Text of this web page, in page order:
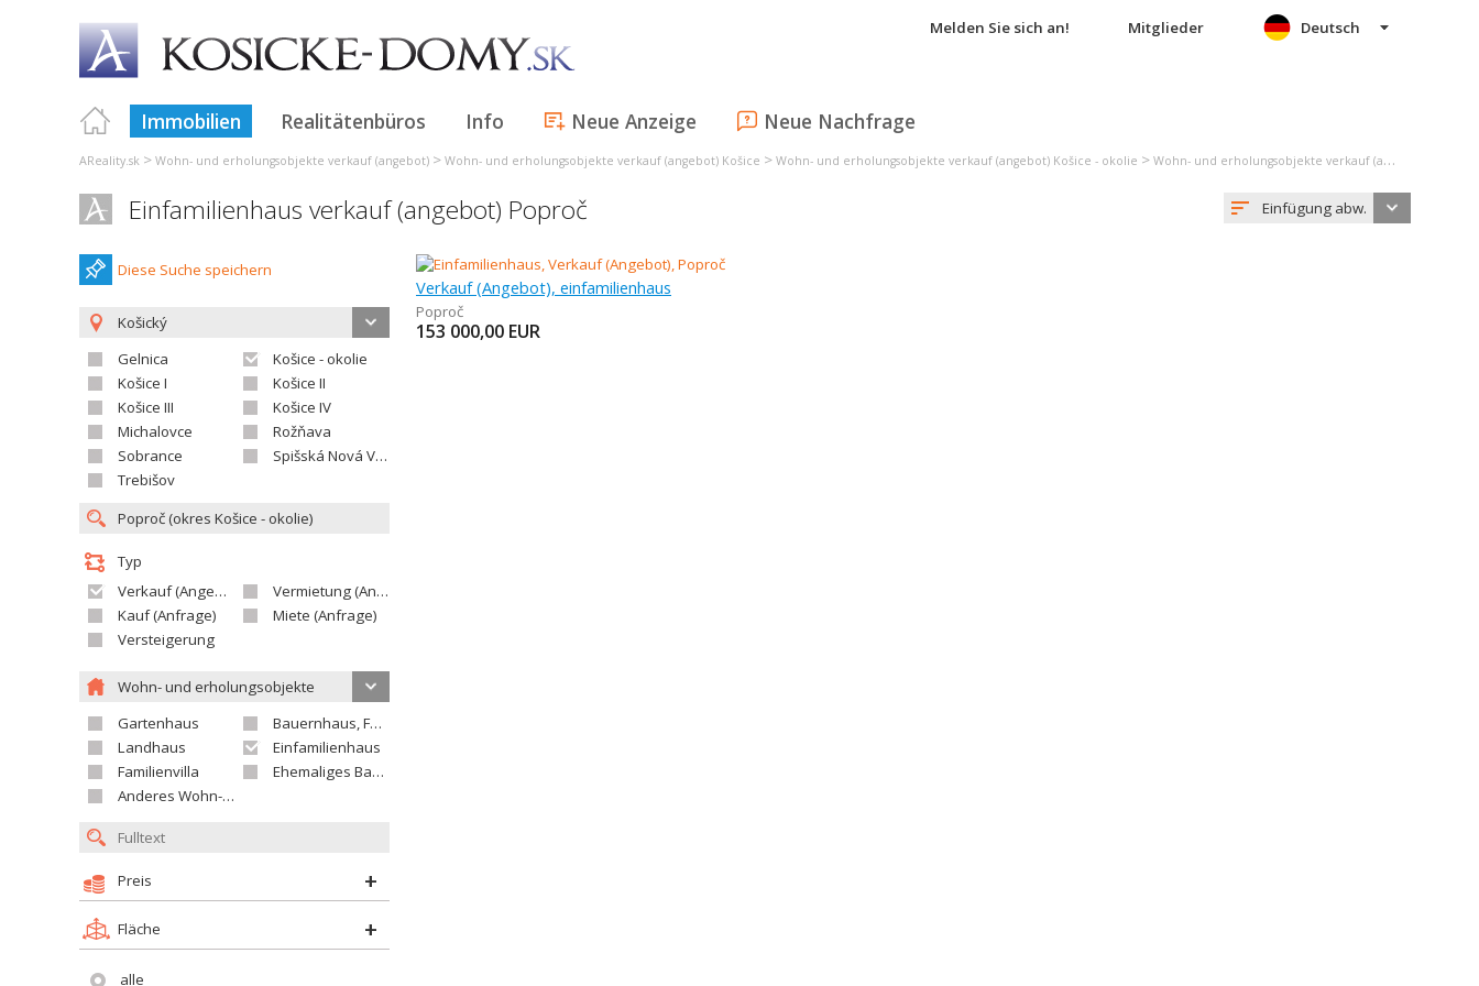
Melden Sie sich an! Mitglieder
Immobilien Realitätenbüros Info Neue Anzeige Neue Nachfrage
Deutsch
AReality.sk > Wohn- und erholungsobjekte verkauf (angebot) > Wohn- und erholungsobjekte verkauf (angebot) Košice > Wohn- und erholungsobjekte verkauf (angebot) Košice - okolie > Wohn- und erholungsobjekte verkauf (angebot) Poproč
Einfamilienhaus verkauf (angebot) Poproč Einfügung abw.
Diese Suche speichern
Košický
Gelnica
Košice - okolie
Košice I
Košice II
Košice III
Košice IV
Michalovce
Rožňava
Sobrance
Spišská Nová Ves
Trebišov
Typ
Verkauf (Angebot)
Vermietung (Angebot)
Kauf (Anfrage)
Miete (Anfrage)
Versteigerung
Wohn- und erholungsobjekte
Gartenhaus
Bauernhaus, Ferienhaus
Landhaus
Einfamilienhaus
Familienvilla
Ehemaliges Bauerngut
Anderes Wohn- oder Ferienobjekt
Preis
Fläche
alle
Verkauf (Angebot), einfamilienhaus
Poproč
153 000,00 EUR